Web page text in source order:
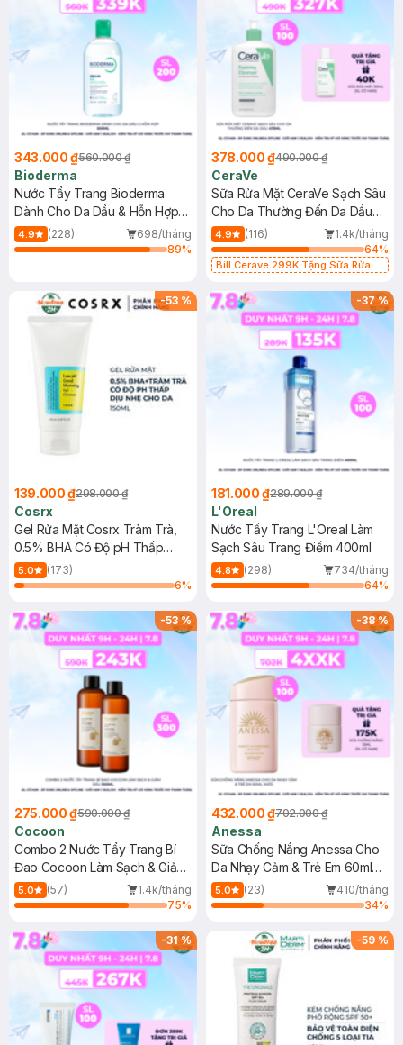
343.000 ₫560.000 ₫
Bioderma
Nước Tẩy Trang Bioderma
Dành Cho Da Dầu & Hỗn Hợp
500ml
4.9 (228)
698/tháng
89%
378.000 ₫490.000 ₫
CeraVe
Sữa Rửa Mặt CeraVe Sạch Sâu
Cho Da Thường Đến Da Dầu
473ml
4.9 (116)
1.4k/tháng
64%
Bill Cerave 299K Tặng Sữa Rửa
-53 %
139.000 ₫298.000 ₫
Cosrx
Gel Rửa Mặt Cosrx Tràm Trà,
0.5% BHA Có Độ pH Thấp
150ml
5.0
(173)
6%
-37%
181.000 ₫289.000 ₫
L'Oreal
Nước Tẩy Trang L'Oreal Làm
Sạch Sâu Trang Điểm 400ml
4.8 (298)
734/tháng
64%
-53%
275.000 ₫590.000 ₫
Cocoon
Combo 2 Nước Tẩy Trang Bí
Đao Cocoon Làm Sạch & Giảm
Dầu 500ml
5.0 (57)
1.4k/tháng
75%
-38%
432.000 ₫702.000 ₫
Anessa
Sữa Chống Nắng Anessa Cho
Da Nhạy Cảm & Trẻ Em 60ml
(Mới)
5.0 (23)
410/tháng
34%
-31% -59 %